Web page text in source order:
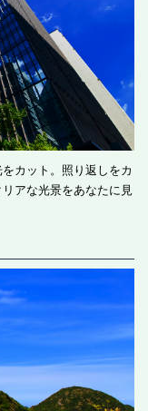
カット。照り返しをカ
アな光景をあなたに見